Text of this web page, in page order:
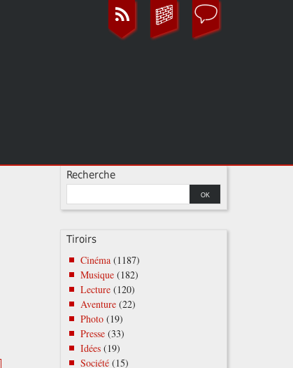
Recherche
Tiroirs
Cinéma (1187)
Musique (182)
Lecture (120)
Aventure (22)
Photo (19)
Presse (33)
Idées (19)
Société (15)